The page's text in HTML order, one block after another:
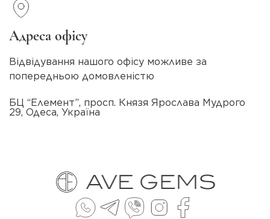
Адреса офісу
Відвідування нашого офісу можливе за
попередньою домовленістю
БЦ “Елемент”, просп. Князя Ярослава Мудрого
29, Одеса, Україна